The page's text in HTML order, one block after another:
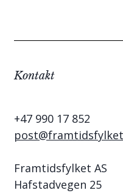
Kontakt
+47 990 17 852
Framtidsfylket AS
Hafstadvegen 25